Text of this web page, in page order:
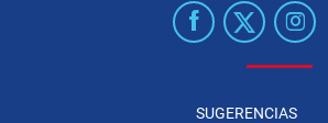
SUGERENCIAS